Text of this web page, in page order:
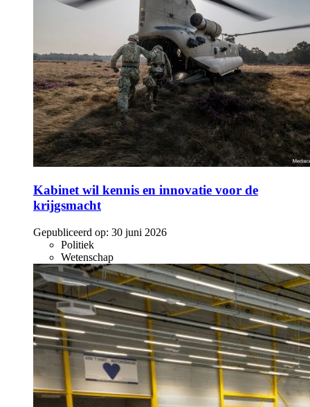
Kabinet wil kennis en innovatie voor de
krijgsmacht
Gepubliceerd op: 30 juni 2026
Politiek
Wetenschap